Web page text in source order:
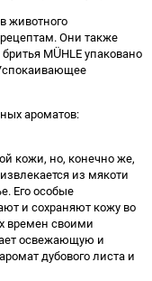
животного
Они также
MÜHLE упаковано
ароматов:
кожи, но, конечно же,
из мякоти
Его особые
и сохраняют кожу во
времен своими
освежающую и
дубового листа и